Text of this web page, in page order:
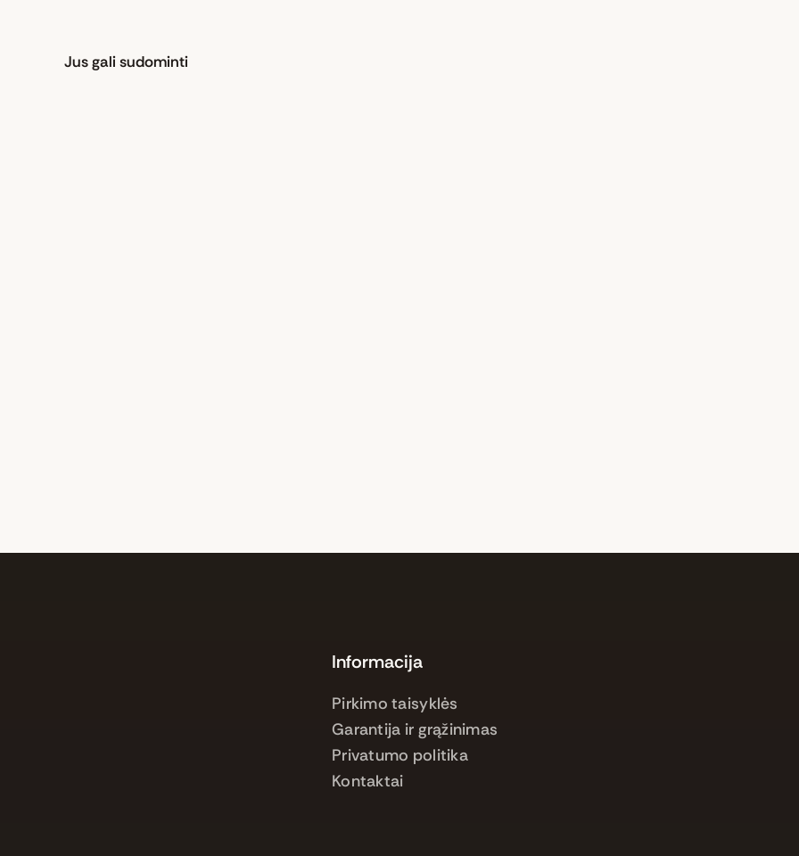
Jus gali sudominti
Informacija
Pirkimo taisyklės
Garantija ir grąžinimas
Privatumo politika
Kontaktai